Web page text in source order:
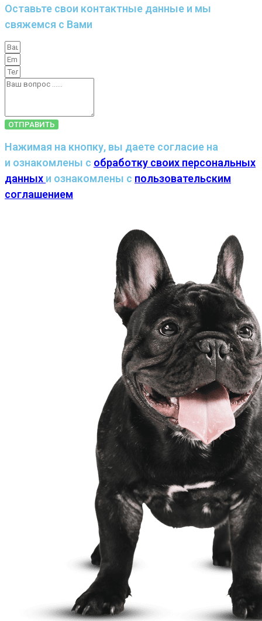
Оставьте свои контактные данные и мы
свяжемся с Вами
ОТПРАВИТЬ
Нажимая на кнопку, вы даете согласие на
и ознакомлены с обработку своих персональных
данных и ознакомлены с пользовательским
соглашением